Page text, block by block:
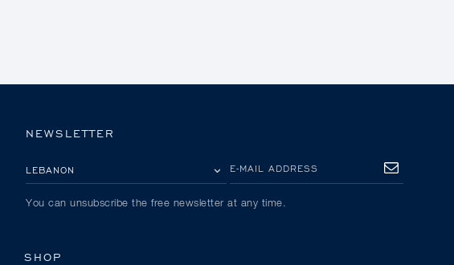
NEWSLETTER
E-MAIL ADDRESS
SUBSCRIBE
You can unsubscribe the free newsletter at any time.
SHOP